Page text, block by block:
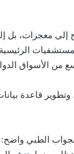
إلى معجزات، بل
الرئيسية.
من الأسواق
قاعدة
الطبي